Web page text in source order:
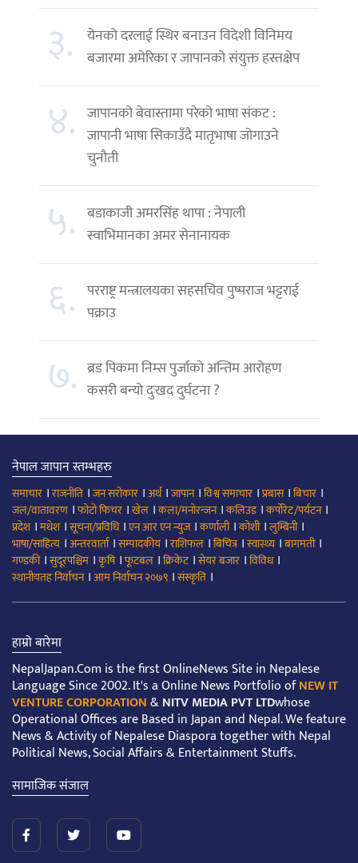
३.
येनको दरलाई स्थिर बनाउन विदेशी विनिमय
बजारमा अमेरिका र जापानको संयुक्त हस्तक्षेप
४. जापानको बेवास्तामा परेको भाषा संकट :
जापानी भाषा सिकाउँदै मातृभाषा जोगाउने
चुनौती
५. बडाकाजी अमरसिंह थापा : नेपाली
स्वाभिमानका अमर सेनानायक
६. परराष्ट्र मन्त्रालयका सहसचिव पुष्पराज भट्टराई
पक्राउ
७. ब्रड पिकमा निम्स पुर्जाको अन्तिम आरोहण
कसरी बन्यो दुःखद दुर्घटना ?
नेपाल जापान स्तम्भहरु
समाचार ।राजनीति ।जन सरोकार ।अर्थ।जापान।विश्व समाचार ।प्रबास।बिचार ।
जल/वातावरण ।फोटो फिचर ।खेल ।कला/मनोरन्जन।कलिउड।कर्पोरेट/पर्यटन।
प्रदेश।मधेश।सूचना/प्रविधि।एन आर एन न्युज।कर्णाली।कोशी।लुम्बिनी।
भाषा/साहित्य ।अन्तरवार्ता।सम्पादकीय ।राशिफल ।बिचित्र।स्वास्थ्य ।बागमती।
गण्डकी।सुदूरपश्चिम ।कृषि।फूटबल ।क्रिकेट।सेयर बजार ।विविध।
स्थानीयतह निर्वाचन।आम निर्वाचन २०७९ ।संस्कृति ।
हाम्रो बारेमा
NepalJapan.Com is the first OnlineNews Site in Nepalese
Language Since 2002. It's a Online News Portfolio ofNEW IT
VENTURE CORPORATION&NITV MEDIA PVT LTDwhose
Operational Offices are Based in Japan and Nepal. We feature
News & Activity of Nepalese Diaspora together with Nepal
Political News, Social Affairs & Entertainment Stuffs.
सामाजिक संजाल